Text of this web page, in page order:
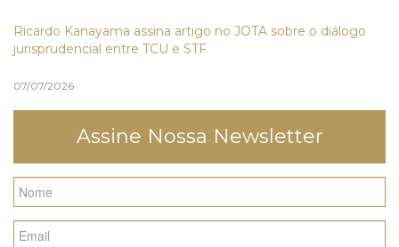
Ricardo Kanayama assina artigo no JOTA sobre o diálogo
jurisprudencial entre TCU e STF
07/07/2026
Assine Nossa Newsletter